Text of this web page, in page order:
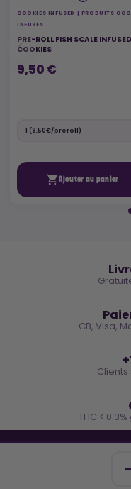
COOKIES INFUSED | PRODUITS
INFUSÉS
PRE-ROLL FISH SCALE INFUSED
COOKIES
9,50 €
Ajouter au panier
CB, Visa,
THC <
Inscris-toi et reçois